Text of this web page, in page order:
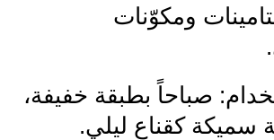
ومكوّنات
صباحاً بطبقة خفيفة،
سميكة كقناع ليلي.